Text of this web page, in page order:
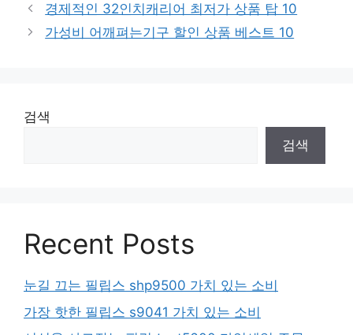
경제적인 32인치캐리어 최저가 상품 탑 10
가성비 어깨펴는기구 할인 상품 베스트 10
검색
검색
Recent Posts
눈길 끄는 필립스 shp9500 가치 있는 소비
가장 핫한 필립스 s9041 가치 있는 소비